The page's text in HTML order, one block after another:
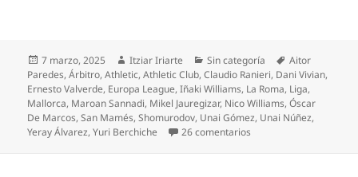
Publicado
el
7 marzo, 2025 Autor
Itziar Iriarte Categorías
Sin categoría Etiquetas
Aitor
Paredes,Árbitro,Athletic,Athletic Club,Claudio Ranieri, Dani Vivian,
Ernesto Valverde, Europa League,Iñaki Williams, La Roma, Liga,
Mallorca, Maroan Sannadi, Mikel Jauregizar, Nico Williams,Óscar
De Marcos,San Mamés,Shomurodov, Unai Gómez, Unai Núñez,
Yeray Álvarez,Yuri Berchiche 26 comentarios